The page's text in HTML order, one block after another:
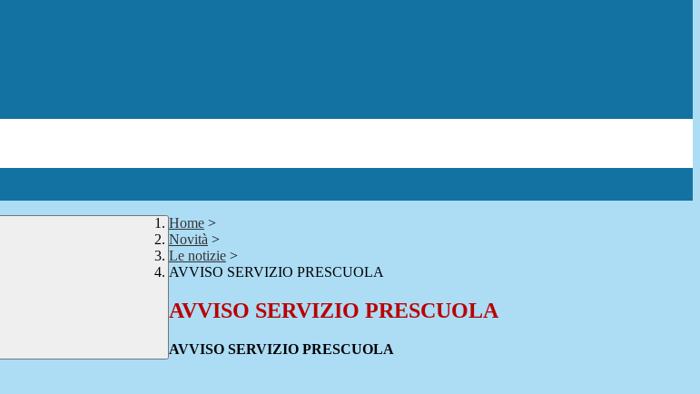
Home >
Novità >
Le notizie >
AVVISO SERVIZIO PRESCUOLA
AVVISO SERVIZIO PRESCUOLA
AVVISO SERVIZIO PRESCUOLA